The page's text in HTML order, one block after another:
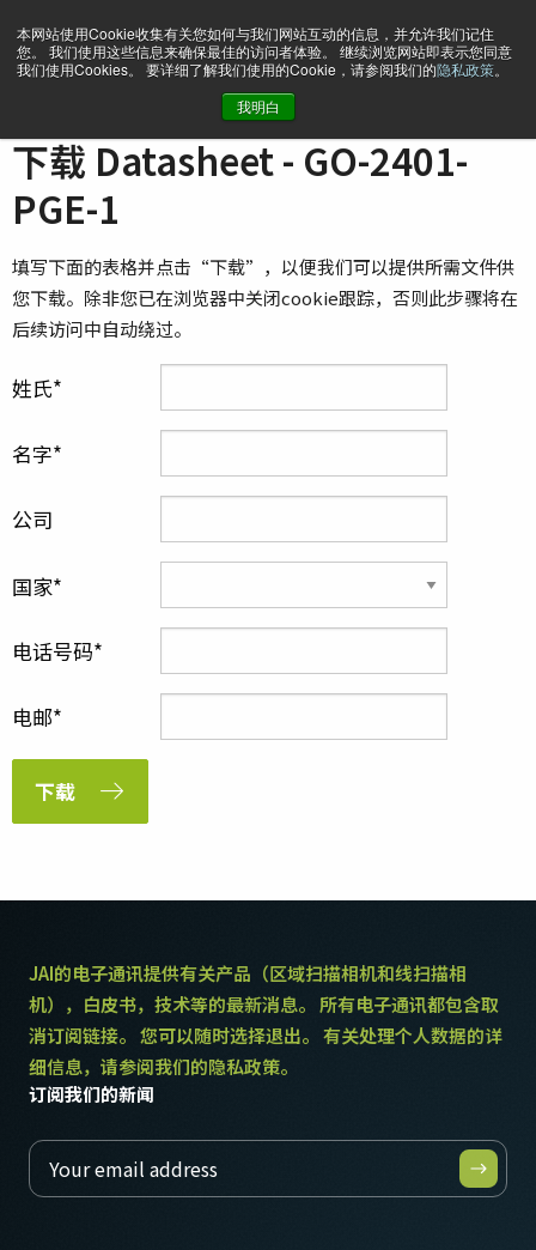
本网站使用Cookie收集有关您如何与我们网站互动的信息，并允许我们记住
您。 我们使用这些信息来确保最佳的访问者体验。 继续浏览网站即表示您同意
我们使用Cookies。 要详细了解我们使用的Cookie，请参阅我们的隐私政策。
我明白
Datasheet - GO-2401-PGE-1
下载 Datasheet - GO-2401-
PGE-1
填写下面的表格并点击“下载”，以便我们可以提供所需文件供
您下载。除非您已在浏览器中关闭cookie跟踪，否则此步骤将在
后续访问中自动绕过。
姓氏
名字
公司
国家
电话号码
电邮
下载
JAI的电子通讯提供有关产品（区域扫描相机和线扫描相
机），白皮书，技术等的最新消息。 所有电子通讯都包含取
消订阅链接。 您可以随时选择退出。 有关处理个人数据的详
细信息，请参阅我们的隐私政策。
订阅我们的新闻